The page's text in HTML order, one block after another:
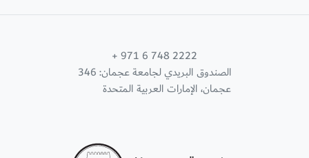
+ 971 6 748 2222
الصندوق البريدي لجامعة عجمان: 346
عجمان، الإمارات العربية المتحدة